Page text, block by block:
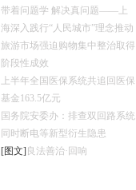
带着问题学 解决真问题——上
海深入践行“人民城市”理念推动
旅游市场强迫购物集中整治取得
阶段性成效
上半年全国医保系统共追回医保
基金163.5亿元
国务院安委办：排查双回路系统
同时断电等新型衍生隐患
[图文] 良法善治·回响